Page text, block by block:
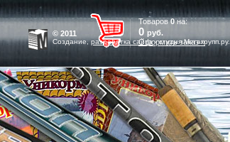
Товаров0на:
0 руб.
Оформить заказ »
© 2011
Создание,разработка сайта- студия Мегагрупп.ру.